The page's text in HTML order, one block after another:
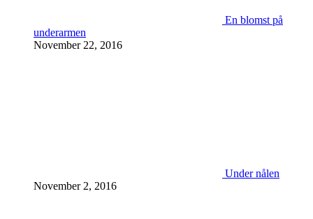
En blomst på
underarmen
November 22, 2016
Under nålen
November 2, 2016